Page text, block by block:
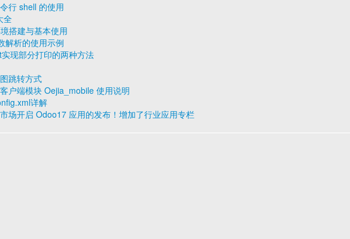
行 shell 的使用
全
搭建与基本使用
解析的使用示例
现部分打印的两种方法
跳转方式
户端模块 Oejia_mobile 使用说明
详解
场开启 Odoo17 应用的发布！增加了行业应用专栏